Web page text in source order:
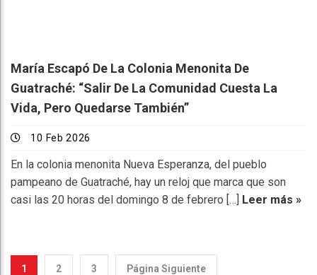
María Escapó De La Colonia Menonita De
Guatraché: “Salir De La Comunidad Cuesta La
Vida, Pero Quedarse También”
10 Feb 2026
En la colonia menonita Nueva Esperanza, del pueblo
pampeano de Guatraché, hay un reloj que marca que son
casi las 20 horas del domingo 8 de febrero […] Leer más »
1 2 3 Página Siguiente